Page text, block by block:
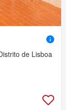
de Lisboa